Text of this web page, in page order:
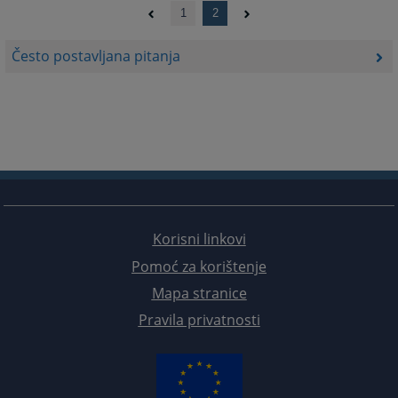
Često postavljana pitanja
1 2
Korisni linkovi
Pomoć za korištenje
Mapa stranice
Pravila privatnosti